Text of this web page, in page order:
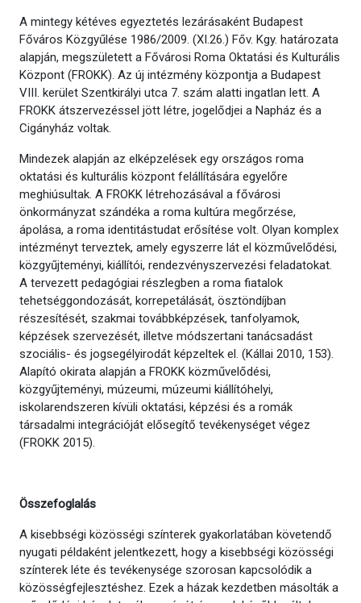
A mintegy kétéves egyeztetés lezárásaként Budapest
Főváros Közgyűlése 1986/2009. (XI.26.) Főv. Kgy. határozata
alapján, megszületett a Fővárosi Roma Oktatási és Kulturális
Központ (FROKK). Az új intézmény központja a Budapest
VIII. kerület Szentkirályi utca 7. szám alatti ingatlan lett. A
FROKK átszervezéssel jött létre, jogelődjei a Napház és a
Cigányház voltak.
Mindezek alapján az elképzelések egy országos roma
oktatási és kulturális központ felállítására egyelőre
meghiúsultak. A FROKK létrehozásával a fővárosi
önkormányzat szándéka a roma kultúra megőrzése,
ápolása, a roma identitástudat erősítése volt. Olyan komplex
intézményt terveztek, amely egyszerre lát el közművelődési,
közgyűjteményi, kiállítói, rendezvényszervezési feladatokat.
A tervezett pedagógiai részlegben a roma fiatalok
tehetséggondozását, korrepetálását, ösztöndíjban
részesítését, szakmai továbbképzések, tanfolyamok,
képzések szervezését, illetve módszertani tanácsadást
szociális- és jogsegélyirodát képzeltek el. (Kállai 2010, 153).
Alapító okirata alapján a FROKK közművelődési,
közgyűjteményi, múzeumi, múzeumi kiállítóhelyi,
iskolarendszeren kívüli oktatási, képzési és a romák
társadalmi integrációját elősegítő tevékenységet végez
(FROKK 2015).
Összefoglalás
A kisebbségi közösségi színterek gyakorlatában követendő
nyugati példaként jelentkezett, hogy a kisebbségi közösségi
színterek léte és tevékenysége szorosan kapcsolódik a
közösségfejlesztéshez. Ezek a házak kezdetben másolták a